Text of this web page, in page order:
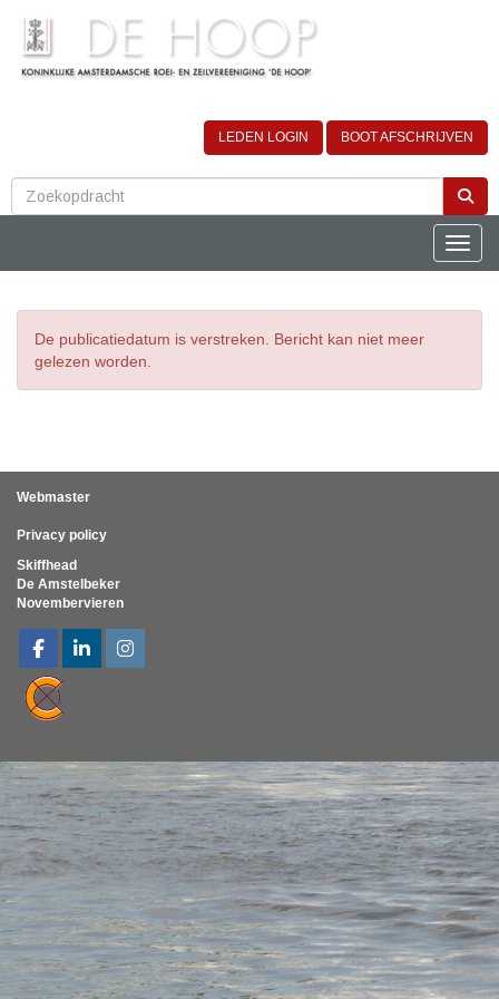
LEDEN LOGIN BOOT AFSCHRIJVEN
De publicatiedatum is verstreken. Bericht kan niet meer
gelezen worden.
Webmaster
Privacy policy
Skiffhead
De Amstelbeker
Novembervieren